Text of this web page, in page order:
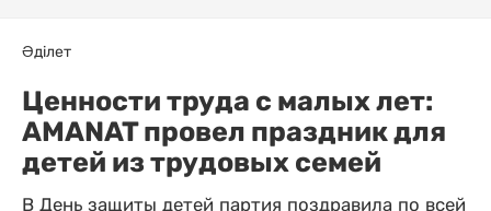
Әділет
Ценности труда с малых лет:
AMANAT провел праздник для
детей из трудовых семей
В День защиты детей партия поздравила по всей